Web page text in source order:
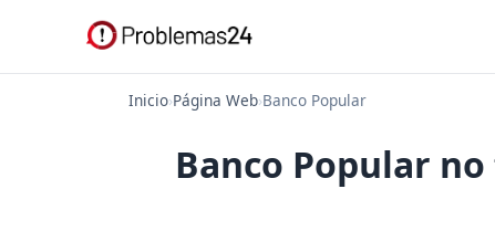
Inicio›Página Web›Banco Popular
Banco Popular